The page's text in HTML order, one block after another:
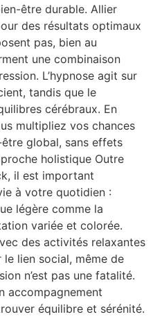
être durable. Allier
des résultats optimaux
pas, bien au
une combinaison
L’hypnose agit sur
tandis que le
cérébraux. En
multipliez vos chances
global, sans effets
holistique Outre
il est important
à votre quotidien :
légère comme la
variée et colorée.
des activités relaxantes
lien social, même de
n’est pas une fatalité.
accompagnement
équilibre et sérénité.